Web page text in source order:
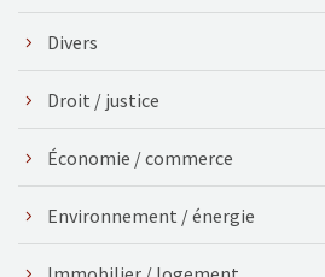
Divers
Droit / justice
Économie / commerce
Environnement / énergie